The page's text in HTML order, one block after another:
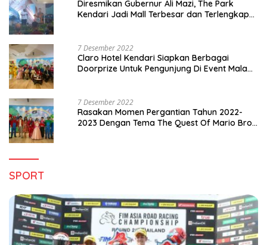
Diresmikan Gubernur Ali Mazi, The Park
Kendari Jadi Mall Terbesar dan Terlengkap
7 Desember 2022
Claro Hotel Kendari Siapkan Berbagai
Doorprize Untuk Pengunjung Di Event Malam
7 Desember 2022
Rasakan Momen Pergantian Tahun 2022-
2023 Dengan Tema The Quest Of Mario Bros
SPORT